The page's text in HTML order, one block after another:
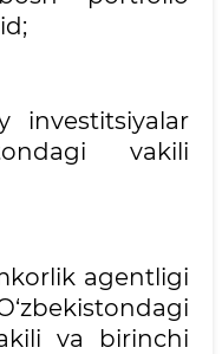
investitsiyalar
vakili
agentligi
va birinchi